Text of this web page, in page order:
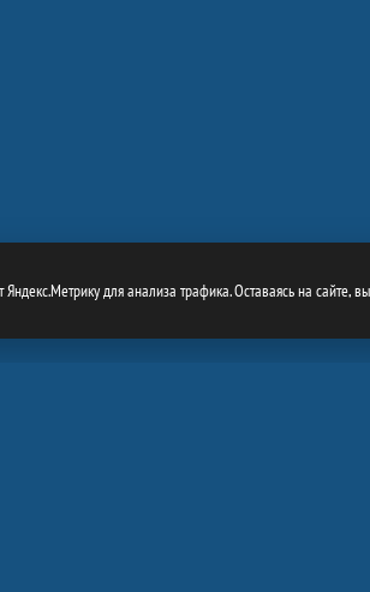
Яндекс.Метрику для анализа трафика. Оставаясь на сайте,